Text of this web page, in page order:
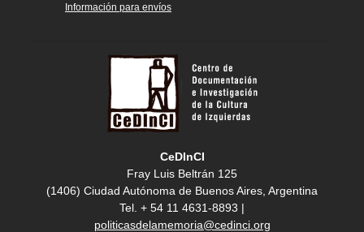
Información para envíos
CeDInCI
Fray Luis Beltrán 125
(1406) Ciudad Autónoma de Buenos Aires, Argentina
Tel. + 54 11 4631-8893 |
politicasdelamemoria@cedinci.org